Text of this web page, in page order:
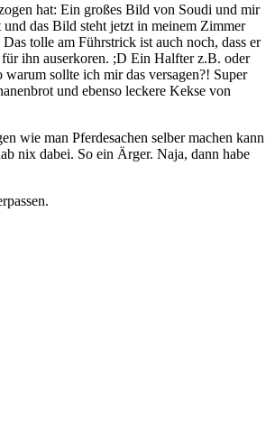
hat: Ein großes Bild von Soudi und mir
das Bild steht jetzt in meinem Zimmer
tolle am Führstrick ist auch noch, dass er
ihn auserkoren. ;D Ein Halfter z.B. oder
sollte ich mir das versagen?! Super
und ebenso leckere Kekse von
wie man Pferdesachen selber machen kann
nix dabei. So ein Ärger. Naja, dann habe